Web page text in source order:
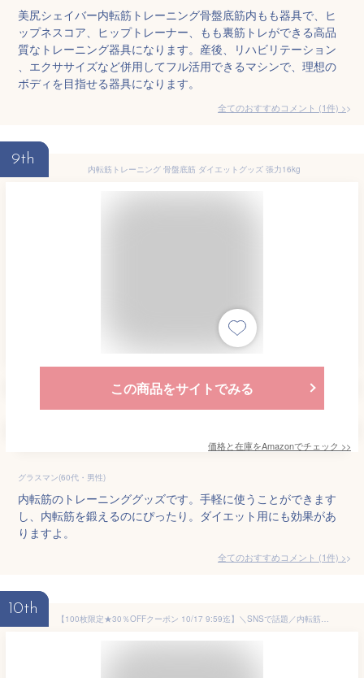
美尻シェイバー内転筋トレーニング骨盤底筋内もも器具で、ヒ
ップネスコア、ヒップトレーナー、もも裏筋トレができる高品
質なトレーニング器具になります。産後、リハビリテーション
、エクササイズなど併用してフル活用できるマシンで、理想の
ボディを目指せる器具になります。
全てのおすすめコメント (1件) >
9th
内転筋トレーニング 骨盤底筋 ダイエットグッズ 張力16kg
この商品をサイトでみる
価格と在庫をAmazonでチェック >>
グラスマン(60代・男性)
内転筋のトレーニンググッズです。手軽に使うことができます
し、内転筋を鍛えるのにぴったり。ダイエット用にも効果があ
りますよ。
全てのおすすめコメント (1件) >
10th
【100枚限定★30％OFFクーポン 10/17 9:59迄】＼SNSで話題／内転筋シェイパー 内転筋 トレーニング シェイパー グッズ ヒップトレーニング ヒップアップ ながら トレーニング器具 脚痩せ 美尻シェイパー ヒップシェイパー 太もも 骨盤底筋 ダイエット